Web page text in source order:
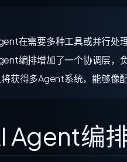
在需要多种工具或并行处
编排增加了一个协调层，
获得多Agent系统，能够像
Agent编排